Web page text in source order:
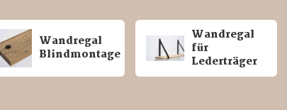
Wandregal
Blindmontage
Wandregal
für
Lederträger